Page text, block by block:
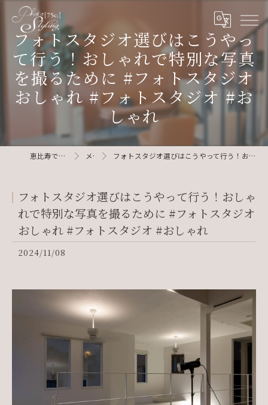
フォトスタジオ選びはこうやっ
て行う！おしゃれで特別な写真
を撮るために #フォトスタジオ
おしゃれ #フォトスタジオ #お
しゃれ
恵比寿で写真ならphotostyling75c メディア フォトスタジオ選びはこうやって行う！おしゃれで特別な写真を撮るために #フォトスタジオおしゃれ #フォトスタジオ #おしゃれ
フォトスタジオ選びはこうやって行う！おしゃ
れで特別な写真を撮るために #フォトスタジオ
おしゃれ #フォトスタジオ #おしゃれ
2024/11/08